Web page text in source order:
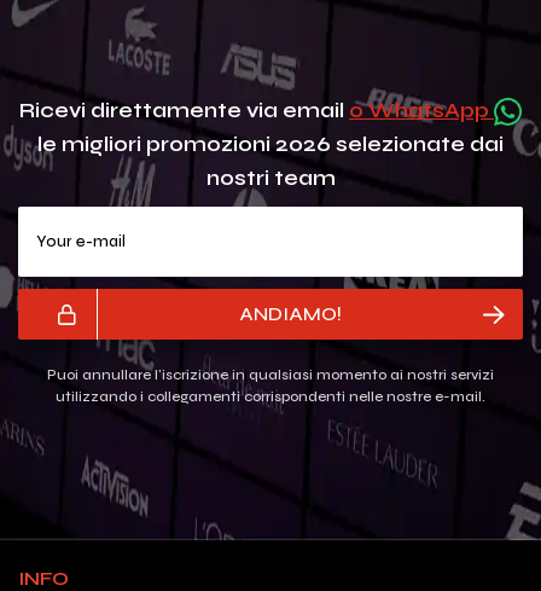
Ricevi direttamente via email o WhatsApp
le migliori promozioni 2026 selezionate dai
nostri team
ANDIAMO!
Puoi annullare l'iscrizione in qualsiasi momento ai nostri servizi
utilizzando i collegamenti corrispondenti nelle nostre e-mail.
INFO